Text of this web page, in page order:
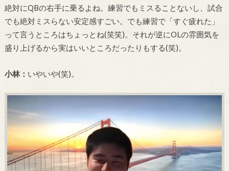
絶対にQBの右手に乗るよね。練習でもミスることないし、試合
でも絶対ミスらない安定感すごい。でも練習で「すぐ疲れた」
って言うところはちょっとね(笑笑)。それが逆にOLの雰囲気を
盛り上げるから実はいいところだったりもする(笑)。
小林： いやいや(笑)。